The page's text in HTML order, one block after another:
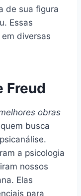
de sua figura
Essas
diversas
Freud
obras
busca
a psicologia
nossos
Elas
para